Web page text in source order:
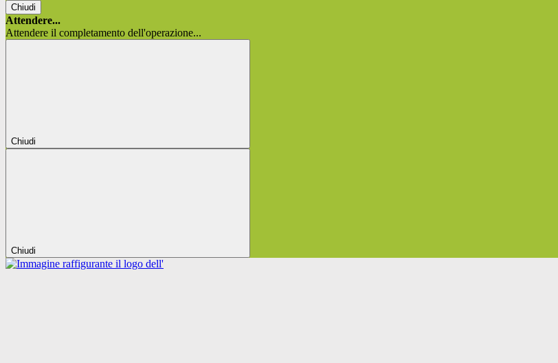
Chiudi
Attendere...
Attendere il completamento dell'operazione...
Chiudi
Chiudi